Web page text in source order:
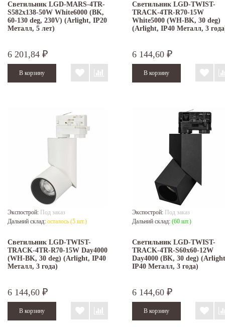
Светильник LGD-MARS-4TR-
S582x138-50W White6000 (BK,
60-130 deg, 230V) (Arlight, IP20
Металл, 5 лет)
6 201,84 ₽
Светильник LGD-TWIST-
TRACK-4TR-R70-15W
White5000 (WH-BK, 30 deg)
(Arlight, IP40 Металл, 3
6 144,60 ₽
Экспострой: Под заказ
Дальний склад: осталось (5 шт.)
Светильник LGD-TWIST-
TRACK-4TR-R70-15W Day4000
(WH-BK, 30 deg) (Arlight, IP40
Металл, 3 года)
6 144,60 ₽
Экспострой: Под заказ
Дальний склад: (60 шт.)
Светильник LGD-TWIST-
TRACK-4TR-S60x60-12W
Day4000 (BK, 30 deg)
IP40 Металл, 3 года)
6 144,60 ₽